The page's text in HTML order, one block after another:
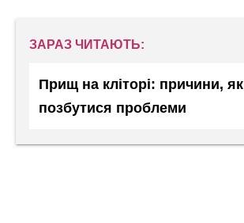
ЗАРАЗ ЧИТАЮТЬ:
Прищ на кліторі: причини, як
позбутися проблеми